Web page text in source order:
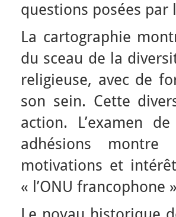
questions posées
La cartographie
du sceau de la
religieuse, avec de
son sein. Cette
action. L’examen
adhésions
motivations et
« l’ONU francophone